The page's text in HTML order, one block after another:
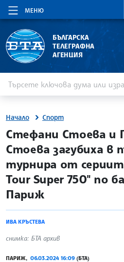
МЕНЮ
БЪЛГАРСКА
ТЕЛЕГРАФНА
АГЕНЦИЯ
Начало Спорт
site.bta
Стефани Стоева и
Стоева загубиха в
турнира от
Tour Super 750" по
Париж
ИВА КРЪСТЕВА
снимка: БТА архив
ПАРИЖ, 06.03.2024 16:09 (БТА)